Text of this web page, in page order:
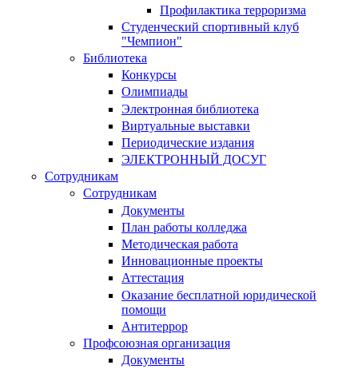
Профилактика терроризма
Студенческий спортивный клуб
"Чемпион"
Библиотека
Конкурсы
Олимпиады
Электронная библиотека
Виртуальные выставки
Периодические издания
ЭЛЕКТРОННЫЙ ДОСУГ
Сотрудникам
Сотрудникам
Документы
План работы колледжа
Методическая работа
Инновационные проекты
Аттестация
Оказание бесплатной юридической
помощи
Антитеррор
Профсоюзная организация
Документы